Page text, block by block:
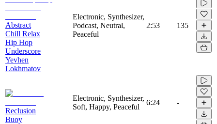
Abstract
Chill Relax
Hip Hop
Underscore
Yevhen
Lokhmatov
Electronic, Synthesizer,
Podcast, Neutral,
Peaceful
2:53 135
Reclusion
Buoy
Electronic, Synthesizer,
Soft, Happy, Peaceful
6:24 -